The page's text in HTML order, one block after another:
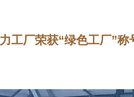
工厂荣获“绿色工厂”